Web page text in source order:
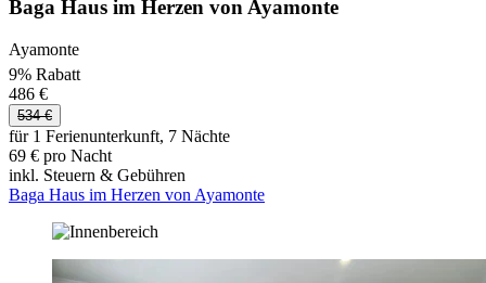
Baga Haus im Herzen von Ayamonte
Ayamonte
9% Rabatt
486 €
534 €
für 1 Ferienunterkunft, 7 Nächte
69 € pro Nacht
inkl. Steuern & Gebühren
Baga Haus im Herzen von Ayamonte